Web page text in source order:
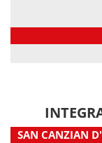
SAN CANZIAN